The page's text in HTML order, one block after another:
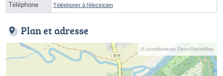
Téléphone Téléphoner à l'électricien
Plan et adresse
© contributeurs OpenStreetMap